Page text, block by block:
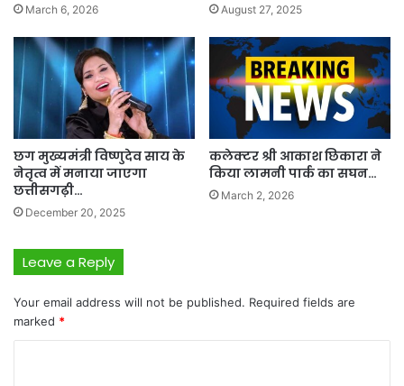
March 6, 2026 August 27, 2025
छग मुख्यमंत्री विष्णुदेव साय के
नेतृत्व में मनाया जाएगा
छत्तीसगढ़ी…
December 20, 2025
कलेक्टर श्री आकाश छिकारा ने
किया लामनी पार्क का सघन…
March 2, 2026
Leave a Reply
Your email address will not be published. Required fields are
marked *